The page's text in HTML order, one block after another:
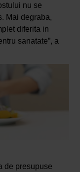
nu se
Mai degraba,
diferita in
sanatate”, a
de presupuse